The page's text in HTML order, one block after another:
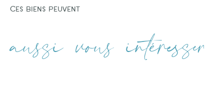
Ces biens peuvent
aussi vous intéresser